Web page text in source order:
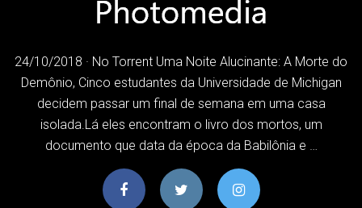
24/10/2018 · No Torrent Uma Noite Alucinante: A Morte do
Demônio, Cinco estudantes da Universidade de Michigan
decidem passar um final de semana em uma casa
isolada.Lá eles encontram o livro dos mortos, um
documento que data da época da Babilônia e …